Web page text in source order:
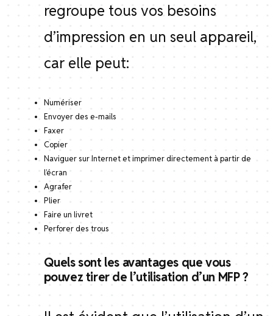
regroupe tous vos besoins
d’impression en un seul appareil,
car elle peut:
Numériser
Envoyer des e-mails
Faxer
Copier
Naviguer sur Internet et imprimer directement à partir de
l’écran
Agrafer
Plier
Faire un livret
Perforer des trous
Quels sont les avantages que vous
pouvez tirer de l’utilisation d’un MFP ?